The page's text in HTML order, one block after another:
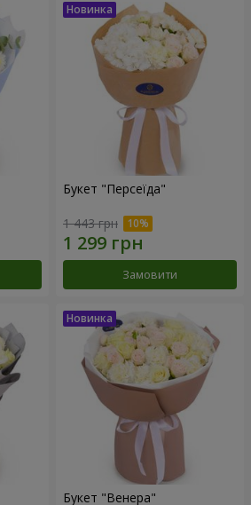
Букет "Персеїда"
1 443 грн
Замовити
Букет "Венера"